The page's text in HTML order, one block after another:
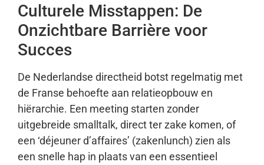
Culturele Misstappen: De
Onzichtbare Barrière voor
Succes
De Nederlandse directheid botst regelmatig met
de Franse behoefte aan relatieopbouw en
hiërarchie. Een meeting starten zonder
uitgebreide smalltalk, direct ter zake komen, of
een ‘déjeuner d’affaires’ (zakenlunch) zien als
een snelle hap in plaats van een essentieel